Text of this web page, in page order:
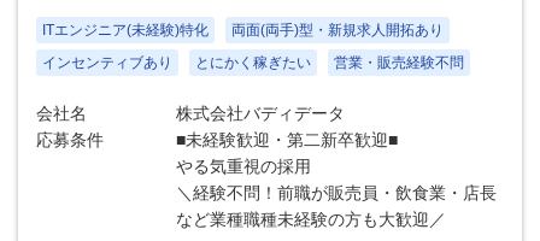
ITエンジニア(未経験)特化
両面(両手)型・新規求人開拓あり
インセンティブあり
とにかく稼ぎたい 営業・販売経験不問
会社名
株式会社バディデータ
応募条件
■未経験歓迎・第二新卒歓迎■
やる気重視の採用
＼経験不問！前職が販売員・飲食業・店長
など業種職種未経験の方も大歓迎／